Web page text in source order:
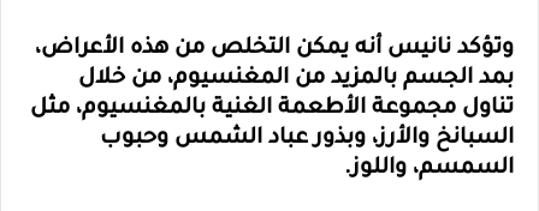
وتؤكد نانيس أنه يمكن التخلص من هذه الأعراض،
بمد الجسم بالمزيد من المغنسيوم، من خلال
تناول مجموعة الأطعمة الغنية بالمغنسيوم، مثل
السبانخ والأرز، وبذور عباد الشمس وحبوب
السمسم، واللوز.